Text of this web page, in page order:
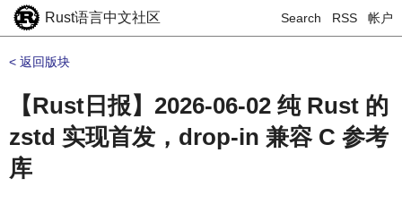
Rust语言中文社区 Search RSS 帐户
< 返回版块
【Rust日报】2026-06-02 纯 Rust 的
zstd 实现首发，drop-in 兼容 C 参考
库